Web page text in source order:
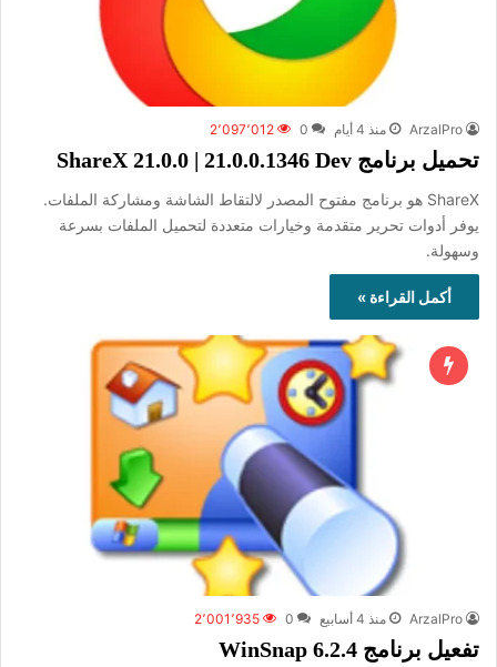
ArzalPro منذ 4 أيام 0 2٬097٬012
تحميل برنامج ShareX 21.0.0 | 21.0.0.1346 Dev
ShareX هو برنامج مفتوح المصدر لالتقاط الشاشة ومشاركة الملفات.
يوفر أدوات تحرير متقدمة وخيارات متعددة لتحميل الملفات بسرعة
وسهولة.
أكمل القراءة »
ArzalPro منذ 4 أسابيع 0 2٬001٬935
تفعيل برنامج WinSnap 6.2.4